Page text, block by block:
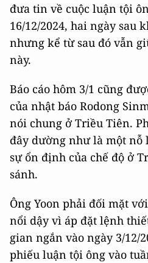
đưa tin về cuộc luận tội
16/12/2024, hai ngày sau
nhưng kể từ sau đó vẫn
này.
Báo cáo hôm 3/1 cũng
của nhật báo Rodong
nói chung ở Triều Tiên.
đây dường như là một
sự ổn định của chế độ ở
sánh.
Ông Yoon phải đối mặt
nổi dậy vì áp đặt lệnh
gian ngắn vào ngày 3/12/
phiếu luận tội ông vào